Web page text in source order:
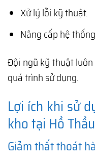
Xử lý lỗi kỹ thuật.
Nâng cấp hệ
Đội ngũ kỹ thuật
quá trình sử dụng.
Lợi ích khi sử
kho tại Hồ
Giảm thất thoát